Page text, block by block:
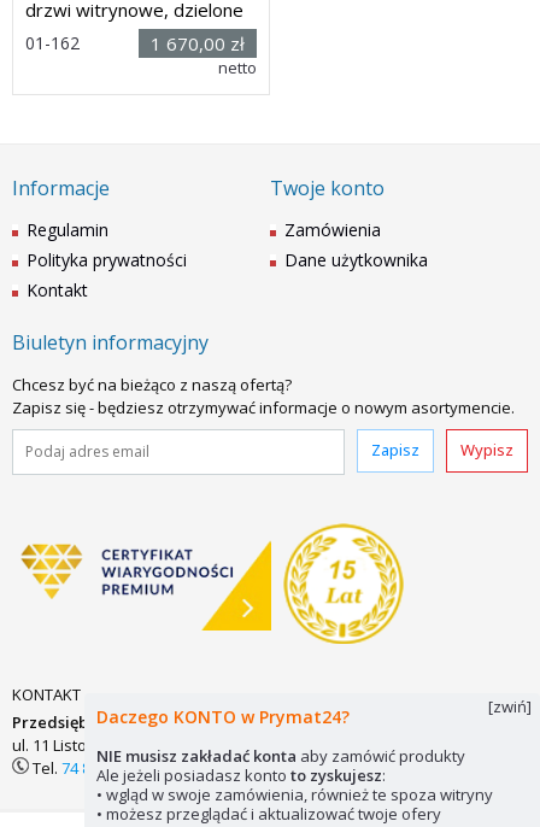
drzwi witrynowe, dzielone
01-162 1 670,00 zł
netto
Informacje
Regulamin
Polityka prywatności
Kontakt
Twoje konto
Zamówienia
Dane użytkownika
Biuletyn informacyjny
Chcesz być na bieżąco z naszą ofertą?
Zapisz się - będziesz otrzymywać informacje o nowym asortymencie.
Zapisz
Wypisz
KONTAKT
Przedsiębiorstwo Zaopatrzenia Technicznego PRYMAT Sp.j.
ul. 11 Listopada 7
58-200 DZIERŻONIÓW
biuro@prymat24.pl
Tel. 74 831 18 82lubkom.694 486 552
Daczego KONTO w Prymat24?
NIE musisz zakładać konta aby zamówić produkty
Ale jeżeli posiadasz konto to zyskujesz:
• wgląd w swoje zamówienia, również te spoza witryny
• możesz przeglądać i aktualizować twoje ofery
[zwiń]